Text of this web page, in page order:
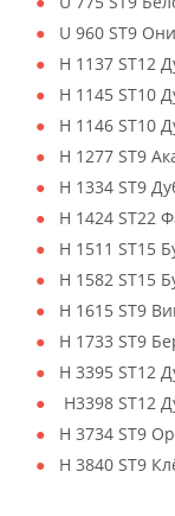
U 960 ST9
H 1137 ST12
H 1145 ST10
H 1146 ST10
H 1277 ST9
H 1334 ST9
H 1424 ST22
H 1511 ST15
H 1582 ST15
H 1615 ST9
H 1733 ST9
H 3395 ST12
H3398 ST12
H 3734 ST9
H 3840 ST9